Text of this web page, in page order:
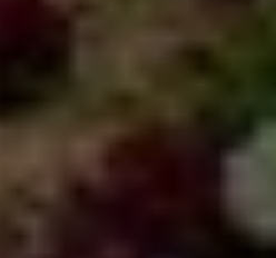
um personalisierte
Medien akzeptiert
mehr.